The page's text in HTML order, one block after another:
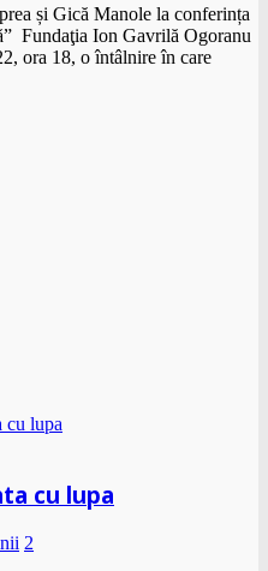
și Gică Manole la conferința
Fundaţia Ion Gavrilă Ogoranu
ora 18, o întâlnire în care
cu lupa
2